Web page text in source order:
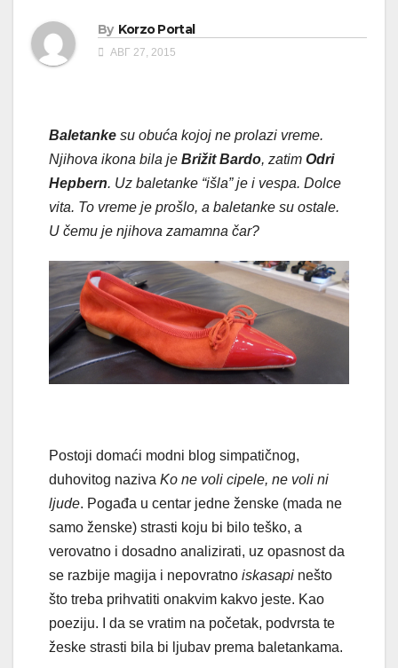
By Korzo Portal
АВГ 27, 2015
Baletanke su obuća kojoj ne prolazi vreme.
Njihova ikona bila je Brižit Bardo, zatim Odri
Hepbern. Uz baletanke “išla” je i vespa. Dolce
vita. To vreme je prošlo, a baletanke su ostale.
U čemu je njihova zamamna čar?
Postoji domaći modni blog simpatičnog,
duhovitog naziva Ko ne voli cipele, ne voli ni
ljude. Pogađa u centar jedne ženske (mada ne
samo ženske) strasti koju bi bilo teško, a
verovatno i dosadno analizirati, uz opasnost da
se razbije magija i nepovratno iskasapi nešto
što treba prihvatiti onakvim kakvo jeste. Kao
poeziju. I da se vratim na početak, podvrsta te
žeske strasti bila bi ljubav prema baletankama.